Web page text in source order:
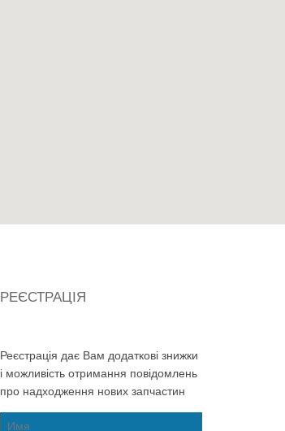
РЕЄСТРАЦІЯ
Реєстрація дає Вам додаткові знижки
і можливість отримання повідомлень
про надходження нових запчастин